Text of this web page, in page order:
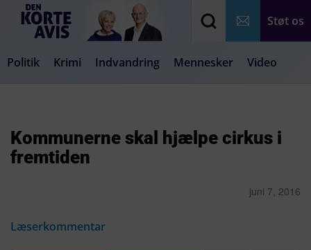
Støt os
Politik Krimi Indvandring Mennesker Video
Kommunerne skal hjælpe cirkus i
fremtiden
juni 7, 2016
Læserkommentar